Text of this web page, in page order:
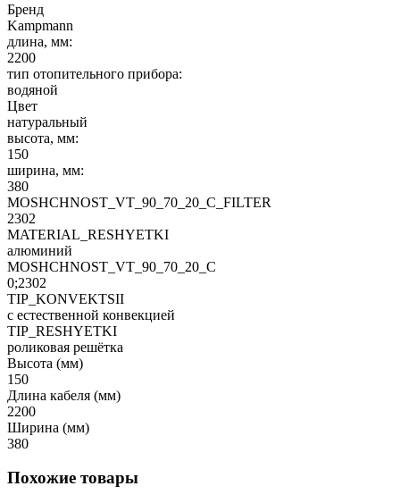
Бренд
Kampmann
длина, мм:
2200
тип отопительного прибора:
водяной
Цвет
натуральный
высота, мм:
150
ширина, мм:
380
MOSHCHNOST_VT_90_70_20_C_FILTER
2302
MATERIAL_RESHYETKI
алюминий
MOSHCHNOST_VT_90_70_20_C
0;2302
TIP_KONVEKTSII
с естественной конвекцией
TIP_RESHYETKI
роликовая решётка
Высота (мм)
150
Длина кабеля (мм)
2200
Ширина (мм)
380
Похожие товары